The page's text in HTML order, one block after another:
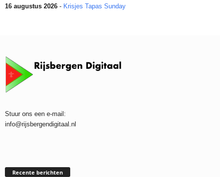
16 augustus 2026 - Krisjes Tapas Sunday
Stuur ons een e-mail:
info@rijsbergendigitaal.nl
Recente berichten